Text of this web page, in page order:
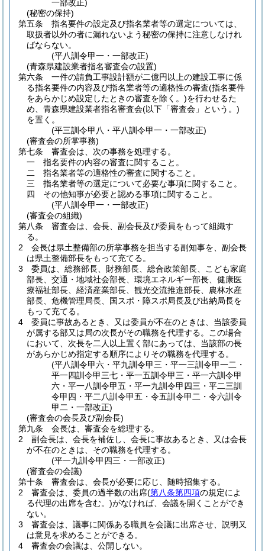
一部改正)
(秘密の保持)
第五条
指名要件の設定及び指名業者等の選定については、
取扱者以外の者に漏れないよう秘密の保持に注意しなけれ
ばならない。
(平八訓令甲一・一部改正)
(青森県建設業者指名審査会の設置)
第六条
一件の請負工事設計額が二億円以上の建設工事に係
る指名要件の内容及び指名業者等の適格性の審査(指名要件
をあらかじめ設定したときの審査を除く。)を行わせるた
め、青森県建設業者指名審査会(以下「審査会」という。)
を置く。
(平三訓令甲八・平八訓令甲一・一部改正)
(審査会の所掌事務)
第七条
審査会は、次の事務を処理する。
一
指名要件の内容の審査に関すること。
二
指名業者等の適格性の審査に関すること。
三
指名業者等の選定について必要な事項に関すること。
四
その他知事が必要と認める事項に関すること。
(平八訓令甲一・一部改正)
(審査会の組織)
第八条
審査会は、会長、副会長及び委員をもって組織す
る。
2
会長は県土整備部の所掌事務を担当する副知事を、副会長
は県土整備部長をもって充てる。
3
委員は、総務部長、財務部長、総合政策部長、こども家庭
部長、交通・地域社会部長、環境エネルギー部長、健康医
療福祉部長、経済産業部長、観光交流推進部長、農林水産
部長、危機管理局長、国スポ・障スポ局長及び出納局長を
もって充てる。
4
委員に事故あるとき、又は委員が不在のときは、当該委員
が属する部又は局の次長がその職務を代理する。
この場合
において、次長を二人以上置く部にあっては、当該部の長
があらかじめ指定する順序によりその職務を代理する。
(平八訓令甲六・平九訓令甲三・平一三訓令甲一二・
平一四訓令甲三七・平一五訓令甲三・平一六訓令甲
六・平一八訓令甲五・平一九訓令甲四三・平二三訓
令甲四・平二八訓令甲五・令五訓令甲二・令六訓令
甲二・一部改正)
(審査会の会長及び副会長)
第九条
会長は、審査会を総理する。
2
副会長は、会長を補佐し、会長に事故あるとき、又は会長
が不在のときは、その職務を代理する。
(平一九訓令甲四三・一部改正)
(審査会の会議)
第十条
審査会は、会長が必要に応じ、随時招集する。
2
審査会は、委員の過半数の出席(第八条第四項の規定によ
る代理の出席を含む。)がなければ、会議を開くことができ
ない。
3
審査会は、議事に関係ある職員を会議に出席させ、説明又
は意見を求めることができる。
4
審査会の会議は、公開しない。